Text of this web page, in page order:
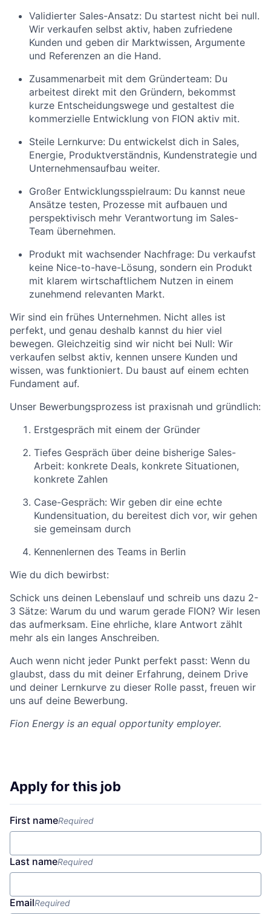
Validierter Sales-Ansatz: Du startest nicht bei null.
Wir verkaufen selbst aktiv, haben zufriedene
Kunden und geben dir Marktwissen, Argumente
und Referenzen an die Hand.
Zusammenarbeit mit dem Gründerteam: Du
arbeitest direkt mit den Gründern, bekommst
kurze Entscheidungswege und gestaltest die
kommerzielle Entwicklung von FION aktiv mit.
Steile Lernkurve: Du entwickelst dich in Sales,
Energie, Produktverständnis, Kundenstrategie und
Unternehmensaufbau weiter.
Großer Entwicklungsspielraum: Du kannst neue
Ansätze testen, Prozesse mit aufbauen und
perspektivisch mehr Verantwortung im Sales-
Team übernehmen.
Produkt mit wachsender Nachfrage: Du verkaufst
keine Nice-to-have-Lösung, sondern ein Produkt
mit klarem wirtschaftlichem Nutzen in einem
zunehmend relevanten Markt.
Wir sind ein frühes Unternehmen. Nicht alles ist
perfekt, und genau deshalb kannst du hier viel
bewegen. Gleichzeitig sind wir nicht bei Null: Wir
verkaufen selbst aktiv, kennen unsere Kunden und
wissen, was funktioniert. Du baust auf einem echten
Fundament auf.
Unser Bewerbungsprozess ist praxisnah und gründlich:
Erstgespräch mit einem der Gründer
Tiefes Gespräch über deine bisherige Sales-
Arbeit: konkrete Deals, konkrete Situationen,
konkrete Zahlen
Case-Gespräch: Wir geben dir eine echte
Kundensituation, du bereitest dich vor, wir gehen
sie gemeinsam durch
Kennenlernen des Teams in Berlin
Wie du dich bewirbst:
Schick uns deinen Lebenslauf und schreib uns dazu 2-
3 Sätze: Warum du und warum gerade FION? Wir lesen
das aufmerksam. Eine ehrliche, klare Antwort zählt
mehr als ein langes Anschreiben.
Auch wenn nicht jeder Punkt perfekt passt: Wenn du
glaubst, dass du mit deiner Erfahrung, deinem Drive
und deiner Lernkurve zu dieser Rolle passt, freuen wir
uns auf deine Bewerbung.
Fion Energy is an equal opportunity employer.
Apply for this job
First nameRequired
Last nameRequired
EmailRequired